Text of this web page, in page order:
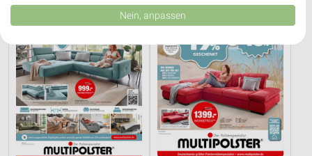
Daten können außerhalb der Europäischen Union weitergegeben und in die
Website/App.
Partnerliste anzeigen (1 IAB-Anbieter)
Wir nutzen Ihre Daten für folgende Zwecke:
IAB-Verarbeitungszwecke:
Speichern von oder Zugriff auf Informationen
auf einem Endgerät
Nein, anpassen